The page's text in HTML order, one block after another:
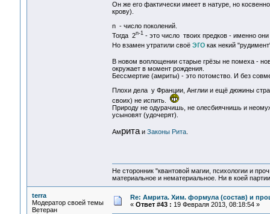
Он же его фактически имеет в натуре, но
крову).
n - число поколений.
Тогда 2n-1- это число твоих предков - именно
Но взамен утратили своё эгокак некий
В новом воплощении старые грёзы не помеха -
окружает в момент рождения.
Бессмертие (амриты) - это потомство. И без
Плохи дела у Франции, Англии и ещё дюжины
своих) не испить.
Природу не одурачишь, не олесбиячнишь и
усыновят (удочерят).
Амритаи Законы Рита.
Не сторонник "квантовой магии, психологии и
материальное и нематериальное. Ни в коей
terra
Модератор своей темы
Ветеран
Re: Амрита. Хим. формула (состав) и
« Ответ #43 : 19 Февраля 2013, 08:18:54 »